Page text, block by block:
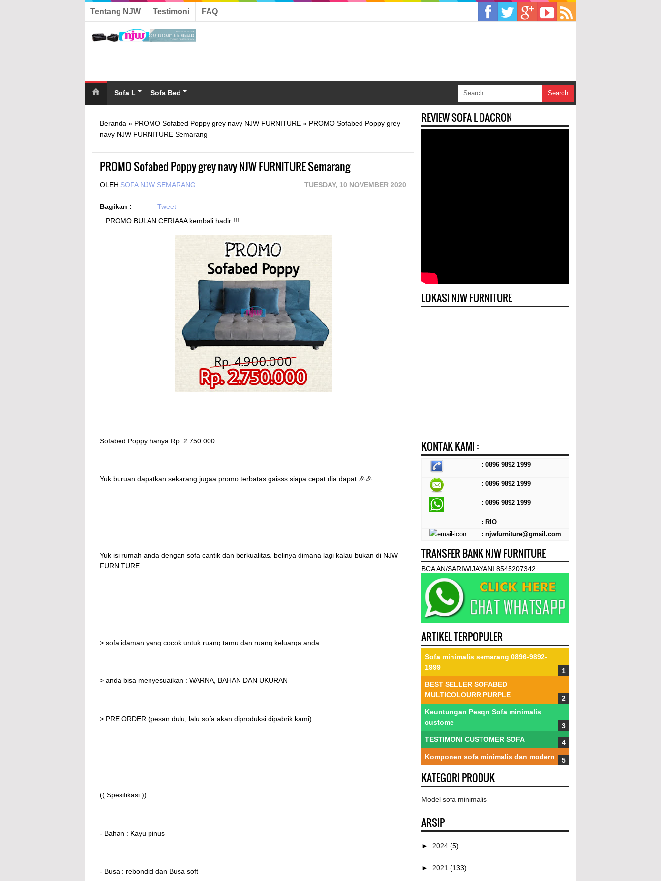
Tentang NJW Testimoni FAQ
Sofa L Sofa Bed
Beranda » PROMO Sofabed Poppy grey navy NJW FURNITURE » PROMO Sofabed Poppy grey
navy NJW FURNITURE Semarang
PROMO Sofabed Poppy grey navy NJW FURNITURE Semarang
OLEH SOFA NJW SEMARANG TUESDAY, 10 NOVEMBER 2020
Bagikan :
Tweet
PROMO BULAN CERIAAA kembali hadir !!!
Sofabed Poppy hanya Rp. 2.750.000
Yuk buruan dapatkan sekarang jugaa promo terbatas gaisss siapa cepat dia dapat 🎉🎉
Yuk isi rumah anda dengan sofa cantik dan berkualitas, belinya dimana lagi kalau bukan di NJW
FURNITURE
> sofa idaman yang cocok untuk ruang tamu dan ruang keluarga anda
> anda bisa menyesuaikan : WARNA, BAHAN DAN UKURAN
> PRE ORDER (pesan dulu, lalu sofa akan diproduksi dipabrik kami)
(( Spesifikasi ))
- Bahan : Kayu pinus
- Busa : rebondid dan Busa soft
REVIEW SOFA L DACRON
LOKASI NJW FURNITURE
KONTAK KAMI :
: 0896 9892 1999
: 0896 9892 1999
: 0896 9892 1999
: RIO
: njwfurniture@gmail.com
TRANSFER BANK NJW FURNITURE
BCA AN/SARIWIJAYANI 8545207342
ARTIKEL TERPOPULER
Sofa minimalis semarang 0896-9892-
1999
BEST SELLER SOFABED
MULTICOLOURR PURPLE
Keuntungan Pesqn Sofa minimalis
custome
TESTIMONI CUSTOMER SOFA
Komponen sofa minimalis dan modern
KATEGORI PRODUK
Model sofa minimalis
ARSIP
► 2024 (5)
► 2021 (133)